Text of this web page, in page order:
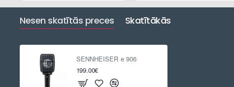
Nesen skatītās preces Skatītākās
SENNHEISER e 906
199.00€